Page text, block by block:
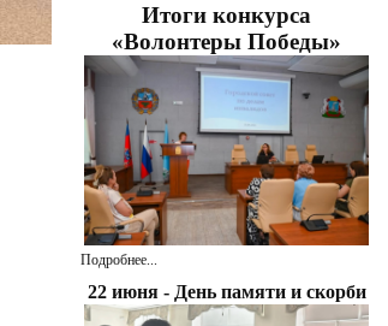
Итоги конкурса
«Волонтеры Победы»
Подробнее...
22 июня - День памяти и скорби